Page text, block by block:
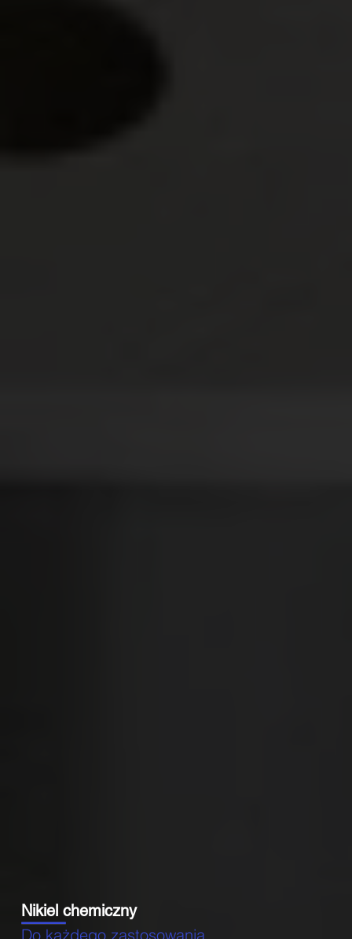
Nikiel chemiczny
Do każdego zastosowania